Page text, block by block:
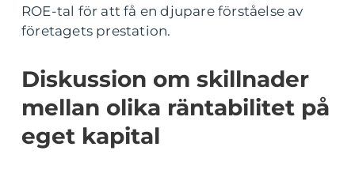
ROE-tal för att få en djupare förståelse av
företagets prestation.
Diskussion om skillnader
mellan olika räntabilitet på
eget kapital